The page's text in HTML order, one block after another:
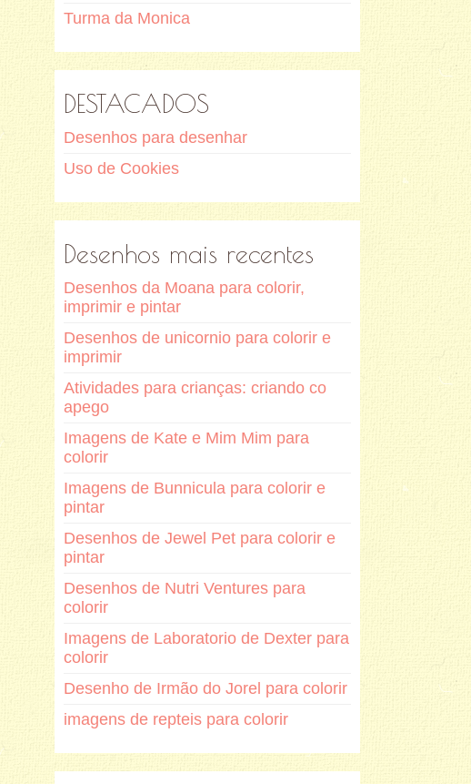
Turma da Monica
DESTACADOS
Desenhos para desenhar
Uso de Cookies
Desenhos mais recentes
Desenhos da Moana para colorir,
imprimir e pintar
Desenhos de unicornio para colorir e
imprimir
Atividades para crianças: criando co
apego
Imagens de Kate e Mim Mim para
colorir
Imagens de Bunnicula para colorir e
pintar
Desenhos de Jewel Pet para colorir e
pintar
Desenhos de Nutri Ventures para
colorir
Imagens de Laboratorio de Dexter para
colorir
Desenho de Irmão do Jorel para colorir
imagens de repteis para colorir